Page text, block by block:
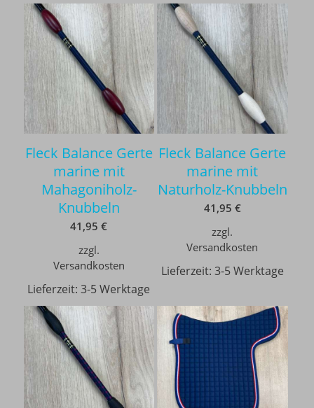
Fleck Balance Gerte
marine mit
Mahagoniholz-
Knubbeln
41,95€
zzgl.
Versandkosten
Lieferzeit:3-5 Werktage
Fleck Balance Gerte
marine mit
Naturholz-Knubbeln
41,95 €
zzgl.
Versandkosten
Lieferzeit: 3-5 Werktage